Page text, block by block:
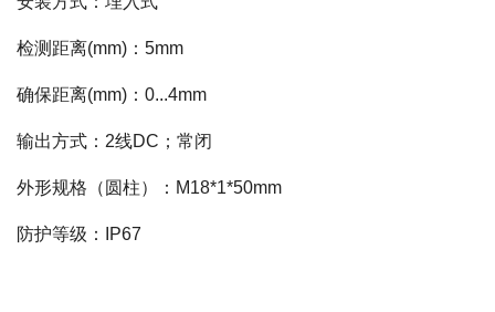
检测距离(mm)：5mm
确保距离(mm)：0...4mm
输出方式：2线DC；常闭
外形规格（圆柱）：M18*1*50mm
防护等级：IP67